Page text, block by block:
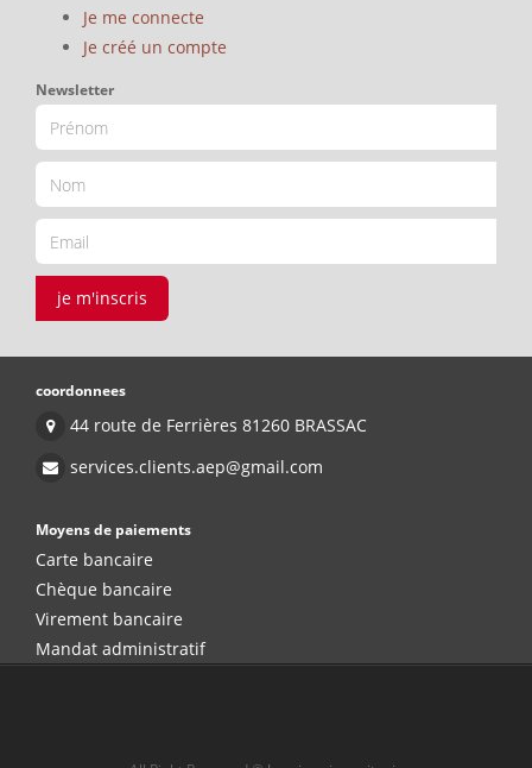
Je me connecte
Je créé un compte
Newsletter
je m'inscris
coordonnees
44 route de Ferrières 81260 BRASSAC
services.clients.aep@gmail.com
Moyens de paiements
Carte bancaire
Chèque bancaire
Virement bancaire
Mandat administratif